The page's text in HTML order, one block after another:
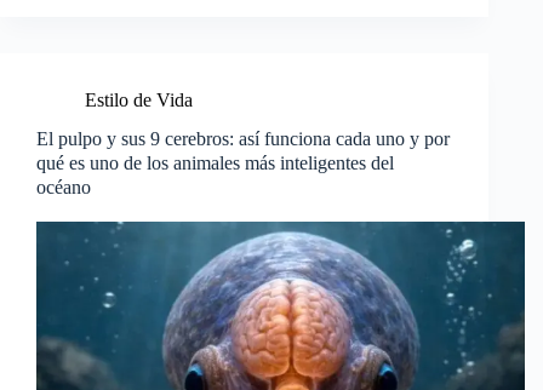
Estilo de Vida
El pulpo y sus 9 cerebros: así funciona cada uno y por
qué es uno de los animales más inteligentes del
océano